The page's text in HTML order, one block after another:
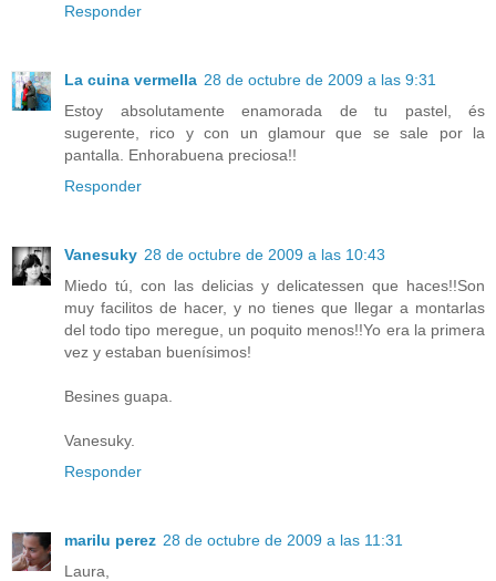
Responder
La cuina vermella 28 de octubre de 2009 a las 9:31
Estoy absolutamente enamorada de tu pastel, és
sugerente, rico y con un glamour que se sale por la
pantalla. Enhorabuena preciosa!!
Responder
Vanesuky 28 de octubre de 2009 a las 10:43
Miedo tú, con las delicias y delicatessen que haces!!Son
muy facilitos de hacer, y no tienes que llegar a montarlas
del todo tipo meregue, un poquito menos!!Yo era la primera
vez y estaban buenísimos!
Besines guapa.
Vanesuky.
Responder
marilu perez 28 de octubre de 2009 a las 11:31
Laura,